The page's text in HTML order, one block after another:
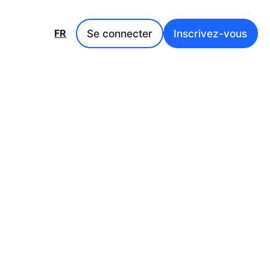
FR Se connecter Inscrivez-vous